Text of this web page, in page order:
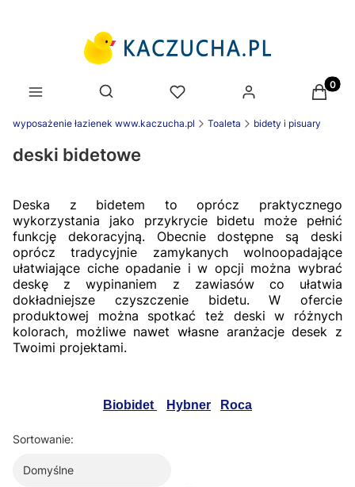
Otwórz wyszukiwarkę
wyposażenie łazienek www.kaczucha.pl Toaleta bidety i pisuary
deski bidetowe
Deska z bidetem to oprócz praktycznego
wykorzystania jako przykrycie bidetu może pełnić
funkcję dekoracyjną. Obecnie dostępne są deski
oprócz tradycyjnie zamykanych wolnoopadające
ułatwiające ciche opadanie i w opcji można wybrać
deskę z wypinaniem z zawiasów co ułatwia
dokładniejsze czyszczenie bidetu. W ofercie
produktowej można spotkać też deski w różnych
kolorach, możliwe nawet własne aranżacje desek z
Twoimi projektami.
Biobidet Hybner Roca
Sortowanie:
Domyślne